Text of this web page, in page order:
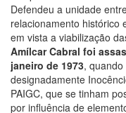
Defendeu a unidade
relacionamento histórico
em vista a viabilização
Amílcar Cabral foi
janeiro de 1973,
designadamente
PAIGC, que se tinham
por influência de